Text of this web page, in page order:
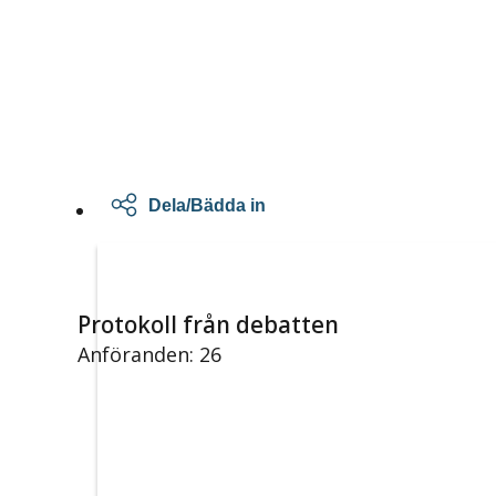
Dela/Bädda in
Protokoll från debatten
Anföranden: 26